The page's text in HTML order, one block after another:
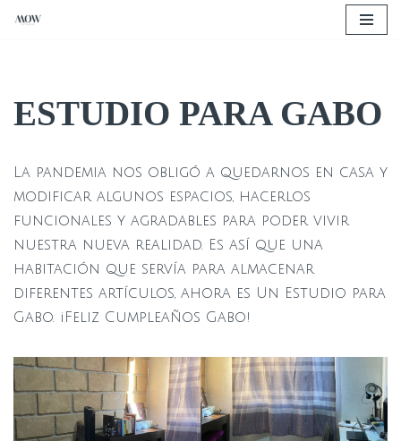
ESTUDIO PARA GABO
La pandemia nos obligó a quedarnos en casa y
modificar algunos espacios, hacerlos
funcionales y agradables para poder vivir
nuestra nueva realidad. Es así que una
habitación que servía para almacenar
diferentes artículos, ahora es Un Estudio para
Gabo. ¡Feliz Cumpleaños Gabo!